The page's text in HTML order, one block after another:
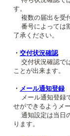
す。
複数の届出を受
番号によっては
了承ください。
・ 交付状況確認
交付状況確認で
ことが出来ます。
・ メール通知登録
メール通知登録
せができるようメ
通知設定は当日
ります。